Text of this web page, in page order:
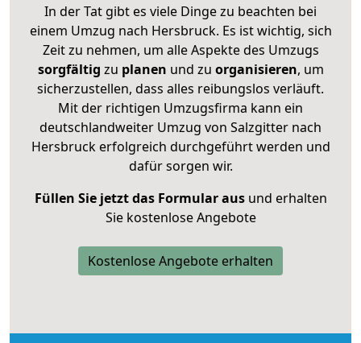
In der Tat gibt es viele Dinge zu beachten bei
einem Umzug nach Hersbruck. Es ist wichtig, sich
Zeit zu nehmen, um alle Aspekte des Umzugs
sorgfältig zu planen und zu organisieren, um
sicherzustellen, dass alles reibungslos verläuft.
Mit der richtigen Umzugsfirma kann ein
deutschlandweiter Umzug von Salzgitter nach
Hersbruck erfolgreich durchgeführt werden und
dafür sorgen wir.
Füllen Sie jetzt das Formular ausund erhalten
Sie kostenlose Angebote
Kostenlose Angebote erhalten